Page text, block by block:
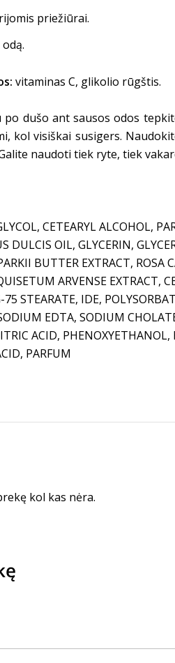
priežiūrai.
vitaminas C, glikolio rūgštis.
po dušo ant sausos odos
kol visiškai susigers.
naudoti tiek ryte, tiek
CETEARYL ALCOHOL,
DULCIS OIL, GLYCERIN,
BUTTER EXTRACT,
ARVENSE EXTRACT,
75 STEARATE, IDE,
EDTA, SODIUM
ACID,
PARFUM
kol kas nėra.